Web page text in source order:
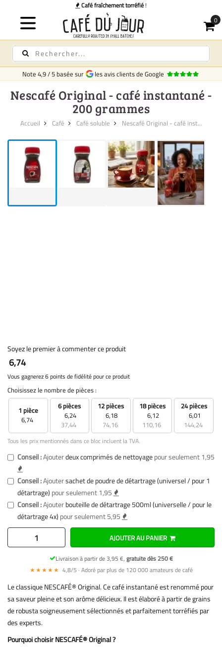
Café fraîchement torréfié!
Note 4,9/5 basée sur les avis clients de Google
Nescafé Original - café instantané -
200 grammes
Accueil Café Café soluble Nescafé Original - café inst...
Soyez le premier à commenter ce produit
6,74
Vous gagnerez 6 points de fidélité pour ce produit
Choisissez le nombre de pièces :
1 pièce
6,74
6 pièces
6,24
37,44
12 pièces
6,18
74,16
18 pièces
6,12
110,16
24 pièces
6,01
144,24
Tous les prix mentionnés dans ce bloc incluent la TVA.
Conseil :Ajouterdeux comprimés de nettoyagepour seulement 1,95
Conseil :Ajoutersachet de poudre de détartrage (universel / pour 1
détartrage) pour seulement 1,95
Conseil :Ajouterbouteille de détartrage 500ml (universelle / pour le
détartrage 4x) pour seulement 5,95
AJOUTER AU PANIER
Livraison à partir de 3,95 €, gratuite dès 250 €
★★★★★ 4,8/5 · Adoré par plus de 120 000 amateurs de café
Le classique NESCAFÉ® Original. Ce café instantané est renommé pour
sa saveur pleine et son arôme délicieux. Il est élaboré à partir de grains
de robusta soigneusement sélectionnés et parfaitement torréfiés par
des experts.
Pourquoi choisir NESCAFÉ® Original ?